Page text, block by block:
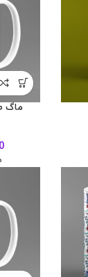
ماگ